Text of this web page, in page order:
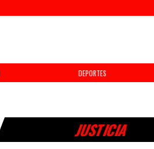
DEPORTES
JUSTICIA